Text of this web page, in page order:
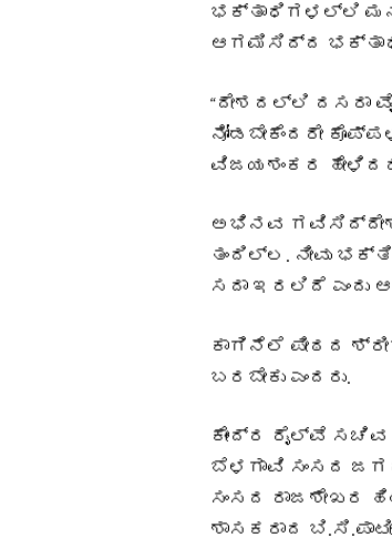
ಭಕ್ತಾಧಿಗಳಲ್ಲಿ
ಆಗಮಿಸಿದ್ದ
“ದೇಶದಲ್ಲಿ ದಸರಾ
ನೋಡಬೇಕೆಂದರೇ
ವಿಜಯಶಂಕರ
ಅಭಿನವ
ತಂದಿಲ್ಲ. ನೀವು
ಸದಾ ಇರಲಿದೆ ಎಂದು
ಕಾಗಿನೆಲೆ ಪೀಠದ
ಬರಬೇಕು ಎಂದರು.
ಕೇಂದ್ರ ರೈಲ್ವೆ
ಬೆಳಗಾವಿ ಸಂಸದ
ಸಂಸದ ರಾಜಶೇಖರ
ಶಾಸಕರಾದ